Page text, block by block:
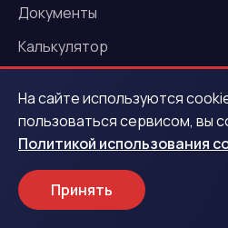
Документы
Калькулятор
Программа лояльности
Контакты
Новости
Акции
На сайте используются
пользоваться сервисом, вы
Политикой использования
Принять